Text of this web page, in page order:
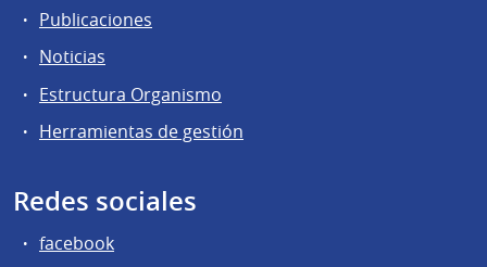
Publicaciones
Noticias
Estructura Organismo
Herramientas de gestión
Redes sociales
facebook